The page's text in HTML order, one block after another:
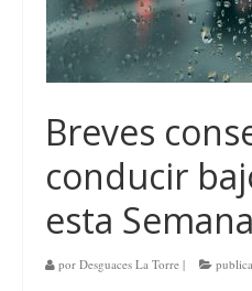
Breves
conducir
esta
por Desguaces La Torre |